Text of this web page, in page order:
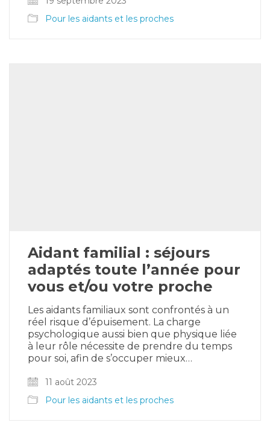
Pour les aidants et les proches
Aidant familial : séjours
adaptés toute l’année pour
vous et/ou votre proche
Les aidants familiaux sont confrontés à un
réel risque d’épuisement. La charge
psychologique aussi bien que physique liée
à leur rôle nécessite de prendre du temps
pour soi, afin de s’occuper mieux…
11 août 2023
Pour les aidants et les proches